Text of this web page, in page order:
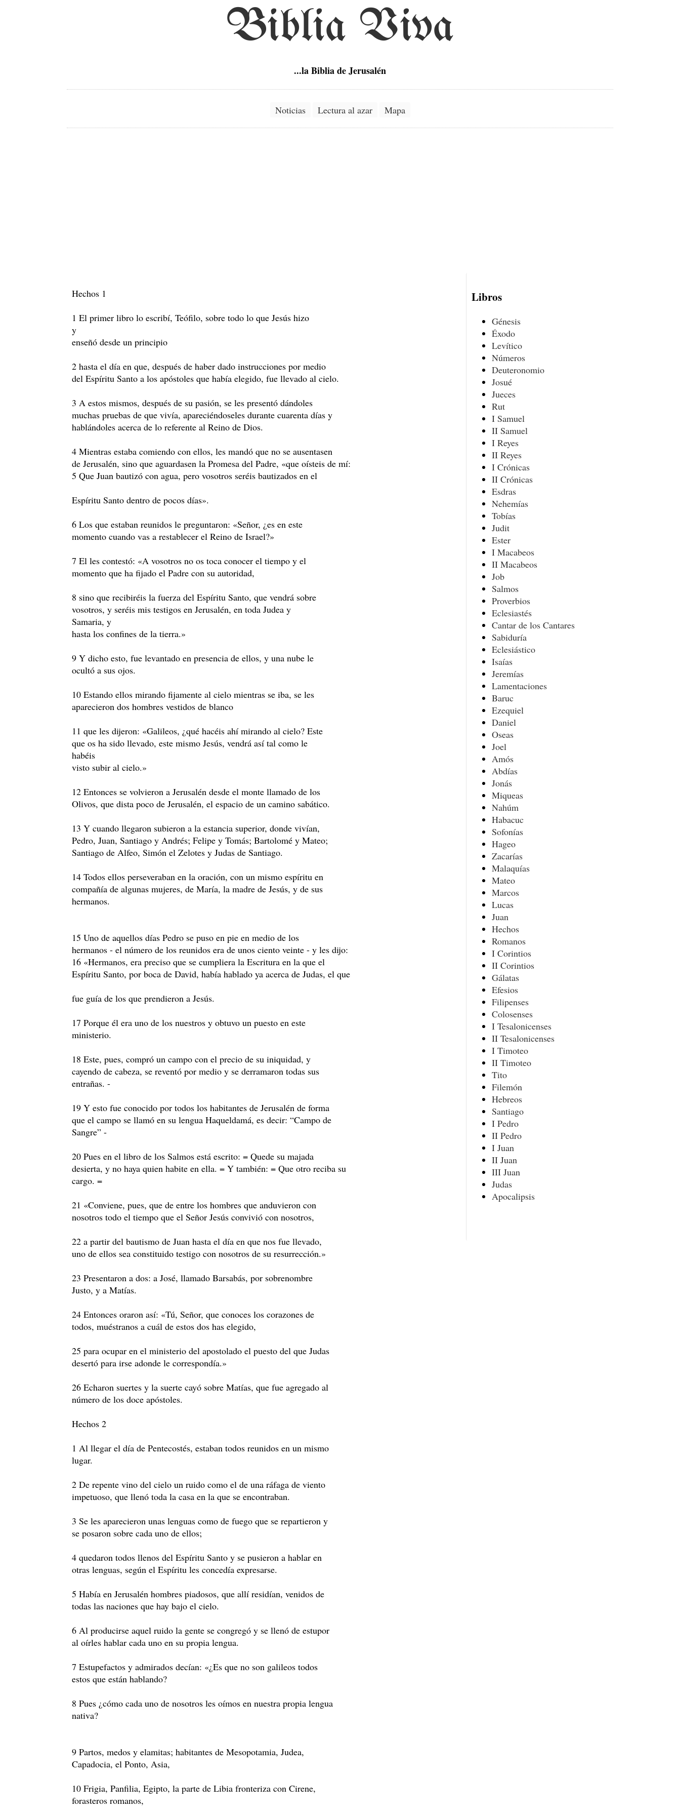
Biblia Viva
...la Biblia de Jerusalén
Noticias Lectura al azar Mapa
Hechos 1
1 El primer libro lo escribí, Teófilo, sobre todo lo que Jesús hizo
y
enseñó desde un principio
2 hasta el día en que, después de haber dado instrucciones por medio
del Espíritu Santo a los apóstoles que había elegido, fue llevado al cielo.
3 A estos mismos, después de su pasión, se les presentó dándoles
muchas pruebas de que vivía, apareciéndoseles durante cuarenta días y
hablándoles acerca de lo referente al Reino de Dios.
4 Mientras estaba comiendo con ellos, les mandó que no se ausentasen
de Jerusalén, sino que aguardasen la Promesa del Padre, «que oísteis de mí:
5 Que Juan bautizó con agua, pero vosotros seréis bautizados en el
Espíritu Santo dentro de pocos días».
6 Los que estaban reunidos le preguntaron: «Señor, ¿es en este
momento cuando vas a restablecer el Reino de Israel?»
7 El les contestó: «A vosotros no os toca conocer el tiempo y el
momento que ha fijado el Padre con su autoridad,
8 sino que recibiréis la fuerza del Espíritu Santo, que vendrá sobre
vosotros, y seréis mis testigos en Jerusalén, en toda Judea y
Samaria, y
hasta los confines de la tierra.»
9 Y dicho esto, fue levantado en presencia de ellos, y una nube le
ocultó a sus ojos.
10 Estando ellos mirando fijamente al cielo mientras se iba, se les
aparecieron dos hombres vestidos de blanco
11 que les dijeron: «Galileos, ¿qué hacéis ahí mirando al cielo? Este
que os ha sido llevado, este mismo Jesús, vendrá así tal como le
habéis
visto subir al cielo.»
12 Entonces se volvieron a Jerusalén desde el monte llamado de los
Olivos, que dista poco de Jerusalén, el espacio de un camino sabático.
13 Y cuando llegaron subieron a la estancia superior, donde vivían,
Pedro, Juan, Santiago y Andrés; Felipe y Tomás; Bartolomé y Mateo;
Santiago de Alfeo, Simón el Zelotes y Judas de Santiago.
14 Todos ellos perseveraban en la oración, con un mismo espíritu en
compañía de algunas mujeres, de María, la madre de Jesús, y de sus
hermanos.
15 Uno de aquellos días Pedro se puso en pie en medio de los
hermanos - el número de los reunidos era de unos ciento veinte - y les dijo:
16 «Hermanos, era preciso que se cumpliera la Escritura en la que el
Espíritu Santo, por boca de David, había hablado ya acerca de Judas, el que
fue guía de los que prendieron a Jesús.
17 Porque él era uno de los nuestros y obtuvo un puesto en este
ministerio.
18 Este, pues, compró un campo con el precio de su iniquidad, y
cayendo de cabeza, se reventó por medio y se derramaron todas sus
entrañas. -
19 Y esto fue conocido por todos los habitantes de Jerusalén de forma
que el campo se llamó en su lengua Haqueldamá, es decir: “Campo de
Sangre” -
20 Pues en el libro de los Salmos está escrito: = Quede su majada
desierta, y no haya quien habite en ella. = Y también: = Que otro reciba su
cargo. =
21 «Conviene, pues, que de entre los hombres que anduvieron con
nosotros todo el tiempo que el Señor Jesús convivió con nosotros,
22 a partir del bautismo de Juan hasta el día en que nos fue llevado,
uno de ellos sea constituido testigo con nosotros de su resurrección.»
23 Presentaron a dos: a José, llamado Barsabás, por sobrenombre
Justo, y a Matías.
24 Entonces oraron así: «Tú, Señor, que conoces los corazones de
todos, muéstranos a cuál de estos dos has elegido,
25 para ocupar en el ministerio del apostolado el puesto del que Judas
desertó para irse adonde le correspondía.»
26 Echaron suertes y la suerte cayó sobre Matías, que fue agregado al
número de los doce apóstoles.
Hechos 2
1 Al llegar el día de Pentecostés, estaban todos reunidos en un mismo
lugar.
2 De repente vino del cielo un ruido como el de una ráfaga de viento
impetuoso, que llenó toda la casa en la que se encontraban.
3 Se les aparecieron unas lenguas como de fuego que se repartieron y
se posaron sobre cada uno de ellos;
4 quedaron todos llenos del Espíritu Santo y se pusieron a hablar en
otras lenguas, según el Espíritu les concedía expresarse.
5 Había en Jerusalén hombres piadosos, que allí residían, venidos de
todas las naciones que hay bajo el cielo.
6 Al producirse aquel ruido la gente se congregó y se llenó de estupor
al oírles hablar cada uno en su propia lengua.
7 Estupefactos y admirados decían: «¿Es que no son galileos todos
estos que están hablando?
8 Pues ¿cómo cada uno de nosotros les oímos en nuestra propia lengua
nativa?
9 Partos, medos y elamitas; habitantes de Mesopotamia, Judea,
Capadocia, el Ponto, Asia,
10 Frigia, Panfilia, Egipto, la parte de Libia fronteriza con Cirene,
forasteros romanos,
Libros
Génesis
Éxodo
Levítico
Números
Deuteronomio
Josué
Jueces
Rut
I Samuel
II Samuel
I Reyes
II Reyes
I Crónicas
II Crónicas
Esdras
Nehemías
Tobías
Judit
Ester
I Macabeos
II Macabeos
Job
Salmos
Proverbios
Eclesiastés
Cantar de los Cantares
Sabiduría
Eclesiástico
Isaías
Jeremías
Lamentaciones
Baruc
Ezequiel
Daniel
Oseas
Joel
Amós
Abdías
Jonás
Miqueas
Nahúm
Habacuc
Sofonías
Hageo
Zacarías
Malaquías
Mateo
Marcos
Lucas
Juan
Hechos
Romanos
I Corintios
II Corintios
Gálatas
Efesios
Filipenses
Colosenses
I Tesalonicenses
II Tesalonicenses
I Timoteo
II Timoteo
Tito
Filemón
Hebreos
Santiago
I Pedro
II Pedro
I Juan
II Juan
III Juan
Judas
Apocalipsis